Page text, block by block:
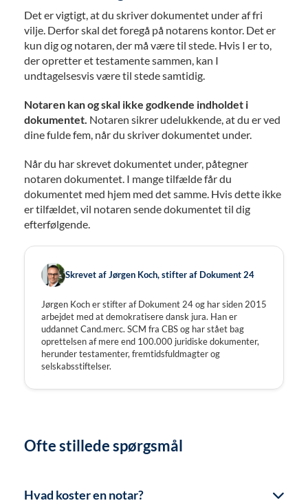
Det er vigtigt, at du skriver dokumentet under af fri
vilje. Derfor skal det foregå på notarens kontor. Det er
kun dig og notaren, der må være til stede. Hvis I er to,
der opretter et testamente sammen, kan I
undtagelsesvis være til stede samtidig.
Notaren kan og skal ikke godkende indholdet i
dokumentet. Notaren sikrer udelukkende, at du er ved
dine fulde fem, når du skriver dokumentet under.
Når du har skrevet dokumentet under, påtegner
notaren dokumentet. I mange tilfælde får du
dokumentet med hjem med det samme. Hvis dette ikke
er tilfældet, vil notaren sende dokumentet til dig
efterfølgende.
Skrevet af Jørgen Koch, stifter af Dokument 24
Jørgen Koch er stifter af Dokument 24 og har siden 2015
arbejdet med at demokratisere dansk jura. Han er
uddannet Cand.merc. SCM fra CBS og har stået bag
oprettelsen af mere end 100.000 juridiske dokumenter,
herunder testamenter, fremtidsfuldmagter og
selskabsstiftelser.
Ofte stillede spørgsmål
Hvad koster en notar?